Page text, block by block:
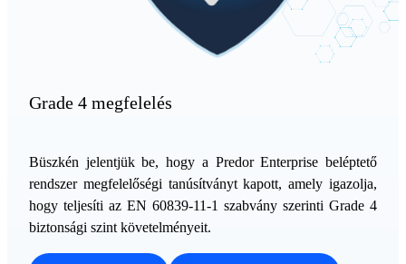
Grade 4 megfelelés
Büszkén jelentjük be, hogy a Predor Enterprise beléptető
rendszer megfelelőségi tanúsítványt kapott, amely igazolja,
hogy teljesíti az EN 60839-11-1 szabvány szerinti Grade 4
biztonsági szint követelményeit.